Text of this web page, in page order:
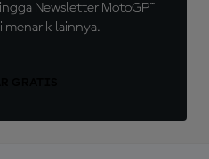
Newsletter MotoGP™
menarik lainnya.